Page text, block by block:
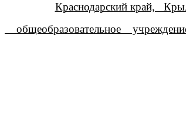
Краснодарский край,
общеобразовательное